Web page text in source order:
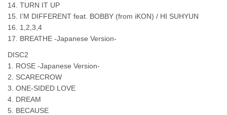
14. TURN IT UP
15. I’M DIFFERENT feat. BOBBY (from iKON) / HI SUHYUN
16. 1,2,3,4
17. BREATHE -Japanese Version-
DISC2
1. ROSE -Japanese Version-
2. SCARECROW
3. ONE-SIDED LOVE
4. DREAM
5. BECAUSE